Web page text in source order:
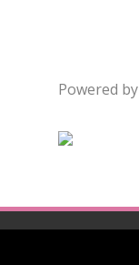
Powered by